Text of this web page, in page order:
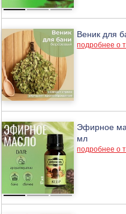
Веник для
подробнее о
Эфирное
мл
подробнее о